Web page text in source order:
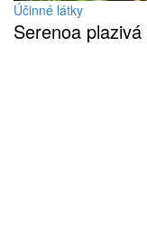
Účinné látky
Serenoa